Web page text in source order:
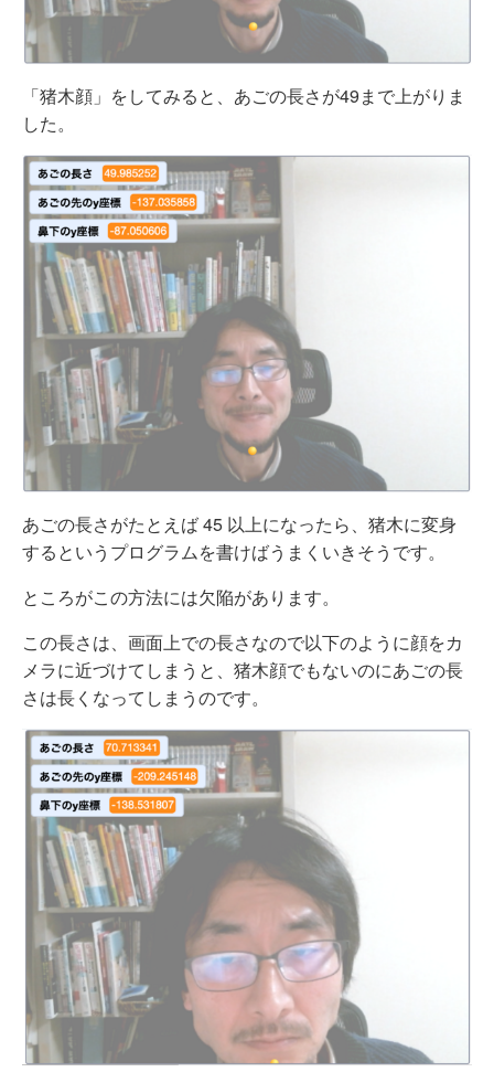
「猪木顔」をしてみると、あごの長さが49まで上がりま
した。
あごの長さがたとえば 45 以上になったら、猪木に変身
するというプログラムを書けばうまくいきそうです。
ところがこの方法には欠陥があります。
この長さは、画面上での長さなので以下のように顔をカ
メラに近づけてしまうと、猪木顔でもないのにあごの長
さは長くなってしまうのです。